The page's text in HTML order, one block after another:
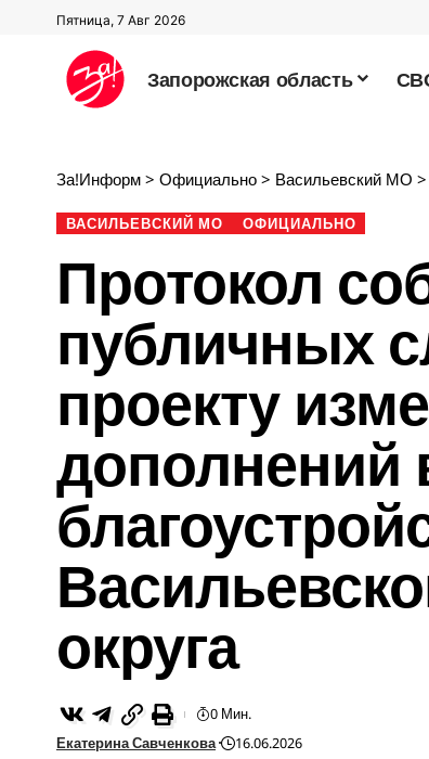
Пятница, 7 Авг 2026
Запорожская область
За!Информ > Официально > Васильевский МО >
ВАСИЛЬЕВСКИЙ МО ОФИЦИАЛЬНО
Протокол
публичных
проекту
дополнений
округа
Екатерина Савченкова 16.06.2026
0 Мин.